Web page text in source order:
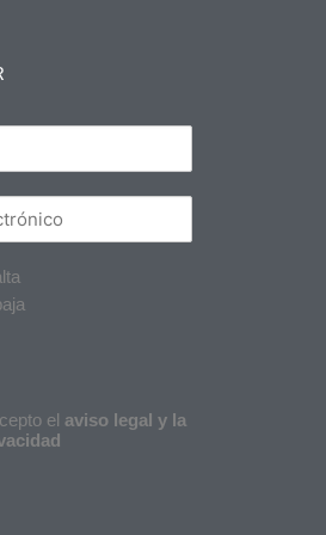
el aviso legal y la